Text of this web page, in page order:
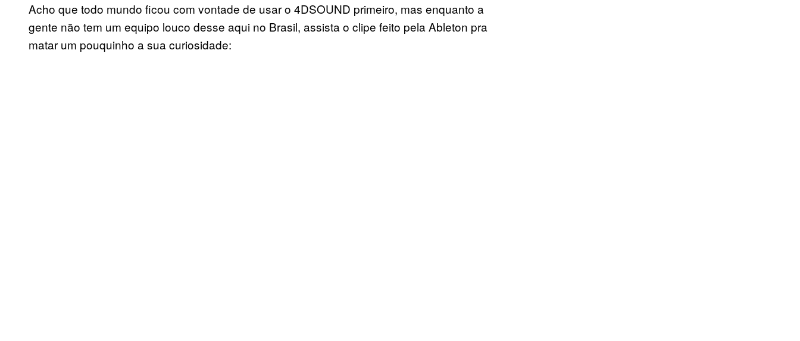
Acho que todo mundo ficou com vontade de usar o 4DSOUND primeiro, mas enquanto a
gente não tem um equipo louco desse aqui no Brasil, assista o clipe feito pela Ableton pra
matar um pouquinho a sua curiosidade: